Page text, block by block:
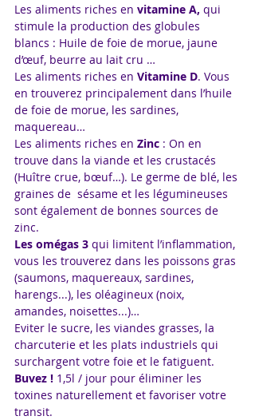
Les aliments riches en vitamine A, qui
stimule la production des globules
blancs : Huile de foie de morue, jaune
d’œuf, beurre au lait cru …
Les aliments riches en Vitamine D. Vous
en trouverez principalement dans l’huile
de foie de morue, les sardines,
maquereau…
Les aliments riches en Zinc : On en
trouve dans la viande et les crustacés
(Huître crue, bœuf…). Le germe de blé, les
graines de  sésame et les légumineuses
sont également de bonnes sources de
zinc.
Les omégas 3 qui limitent l’inflammation,
vous les trouverez dans les poissons gras
(saumons, maquereaux, sardines,
harengs...), les oléagineux (noix,
amandes, noisettes...)…
Eviter le sucre, les viandes grasses, la
charcuterie et les plats industriels qui
surchargent votre foie et le fatiguent.
Buvez ! 1,5l / jour pour éliminer les
toxines naturellement et favoriser votre
transit.